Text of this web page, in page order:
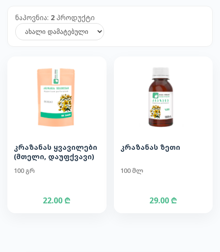
ნაპოვნია: 2 პროდუქტი
კრაზანას ყვავილები
(მთელი, დაუფქვავი)
100 გრ
22.00 ₾
კრაზანას ზეთი
100 მლ
29.00 ₾